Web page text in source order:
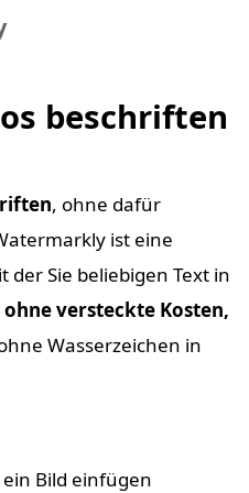
beschriften
, ohne dafür
ist eine
der Sie beliebigen Text in
ohne versteckte Kosten,
Wasserzeichen in
Bild einfügen